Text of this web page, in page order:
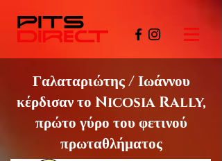
Γαλαταριώτης / Ιωάννου
κέρδισαν το Nicosia Rally,
πρώτο γύρο του φετινού
πρωταθλήματος